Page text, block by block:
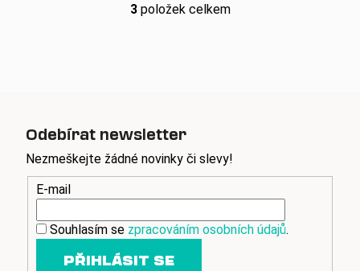
O
í
p
r
v
y
3položek celkem
Odebírat newsletter
Nezmeškejte žádné novinky či slevy!
E-mail
Souhlasím se zpracováním osobních údajů.
PŘIHLÁSIT SE